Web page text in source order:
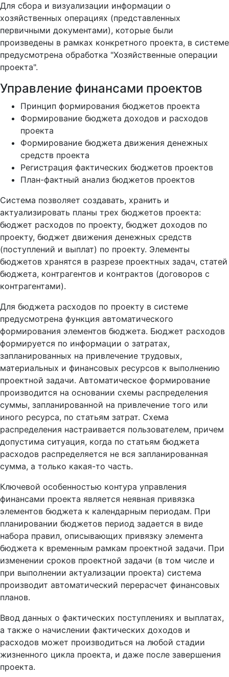
Для сбора и визуализации информации о
хозяйственных операциях (представленных
первичными документами), которые были
произведены в рамках конкретного проекта, в системе
предусмотрена обработка "Хозяйственные операции
проекта".
Управление финансами проектов
Принцип формирования бюджетов проекта
Формирование бюджета доходов и расходов
проекта
Формирование бюджета движения денежных
средств проекта
Регистрация фактических бюджетов проектов
План-фактный анализ бюджетов проектов
Система позволяет создавать, хранить и
актуализировать планы трех бюджетов проекта:
бюджет расходов по проекту, бюджет доходов по
проекту, бюджет движения денежных средств
(поступлений и выплат) по проекту. Элементы
бюджетов хранятся в разрезе проектных задач, статей
бюджета, контрагентов и контрактов (договоров с
контрагентами).
Для бюджета расходов по проекту в системе
предусмотрена функция автоматического
формирования элементов бюджета. Бюджет расходов
формируется по информации о затратах,
запланированных на привлечение трудовых,
материальных и финансовых ресурсов к выполнению
проектной задачи. Автоматическое формирование
производится на основании схемы распределения
суммы, запланированной на привлечение того или
иного ресурса, по статьям затрат. Схема
распределения настраивается пользователем, причем
допустима ситуация, когда по статьям бюджета
расходов распределяется не вся запланированная
сумма, а только какая-то часть.
Ключевой особенностью контура управления
финансами проекта является неявная привязка
элементов бюджета к календарным периодам. При
планировании бюджетов период задается в виде
набора правил, описывающих привязку элемента
бюджета к временным рамкам проектной задачи. При
изменении сроков проектной задачи (в том числе и
при выполнении актуализации проекта) система
производит автоматический перерасчет финансовых
планов.
Ввод данных о фактических поступлениях и выплатах,
а также о начислении фактических доходов и
расходов может производиться на любой стадии
жизненного цикла проекта, и даже после завершения
проекта.